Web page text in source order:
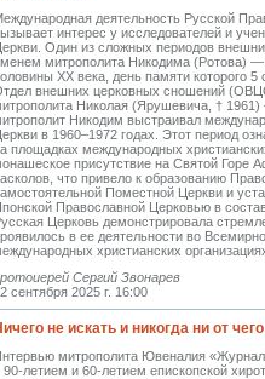
деятельность Русской
интерес у исследователей и
Один из сложных периодов
митрополита Никодима (Ротова)
ХХ века, день памяти которого 5
внешних церковных сношений
Николая (Ярушевича, †
Никодим выстраивал
в 1960–1972 годах. Этот период
площадках международных
присутствие на Святой Горе
что привело к образованию
Поместной Церкви и
Православной Церковью в
Церковь демонстрировала
в ее деятельности во
христианских
Сергий Звонарев
сентября 2025 г. 16:00
не искать и никогда ни от
митрополита Ювеналия
90-летием и 60-летием епископской